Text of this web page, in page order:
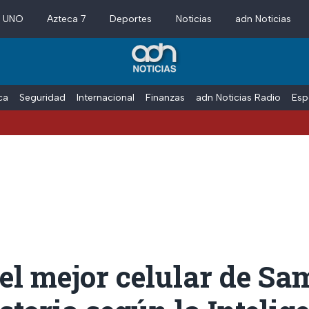
Azteca 7 Deportes Noticias adn Noticias
Seguridad Internacional Finanzas adn Noticias Radio
mejor celular de